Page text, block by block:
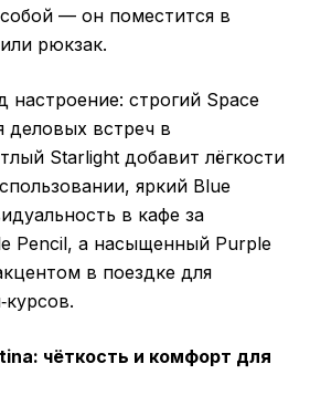
— он поместится в
рюкзак.
настроение: строгий Space
деловых встреч в
Starlight добавит лёгкости
яркий Blue
в кафе за
Pencil, а насыщенный Purple
в поездке для
чёткость и комфорт для